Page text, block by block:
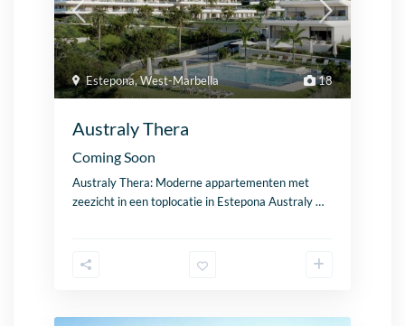
18
Estepona,West-Marbella
Australy Thera
Coming Soon
Australy Thera: Moderne appartementen met
zeezicht in een toplocatie in Estepona Australy…